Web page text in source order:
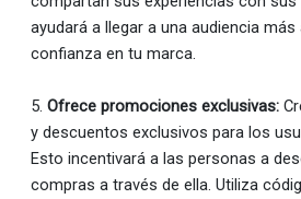
ayudará a llegar a una audiencia
confianza en tu marca.
5.Ofrece promociones exclusivas:
y descuentos exclusivos para los
Esto incentivará a las personas a
compras a través de ella. Utiliza